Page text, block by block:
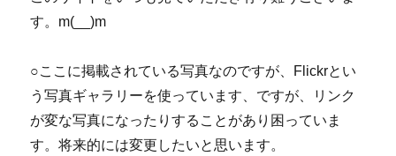
ョ
す。m(__)m
○ここに掲載されている写真なのですが、Flickrとい
う写真ギャラリーを使っています、ですが、リンク
が変な写真になったりすることがあり困っていま
す。将来的には変更したいと思います。